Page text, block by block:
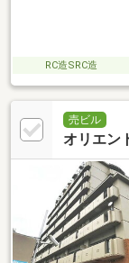
RC造SRC造
売ビル
オリエン